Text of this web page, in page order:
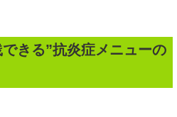
きる”抗炎症メニューの